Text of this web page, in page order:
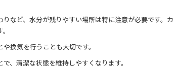
など、水分が残りやすい場所は特に注意が必要です。カ
換気を行うことも大切です。
、清潔な状態を維持しやすくなります。